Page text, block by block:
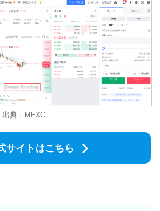
出典：MEXC
サイトはこちら